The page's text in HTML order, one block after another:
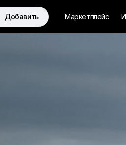
Добавить Маркетплейс